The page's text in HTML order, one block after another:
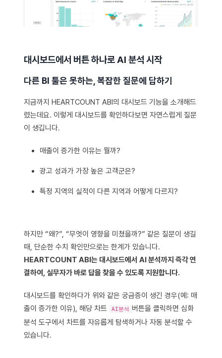
대시보드에서 버튼 하나로 AI 분석 시작
다른 BI 툴은 못하는, 복잡한 질문에 답하기
지금까지 HEARTCOUNT ABI의 대시보드 기능을 소개해드
렸는데요. 이렇게 대시보드를 확인하다보면 자연스럽게 질문
이 생깁니다.
매출이 증가한 이유는 뭘까?
광고 성과가 가장 높은 고객군은?
특정 지역의 실적이 다른 지역과 어떻게 다르지?
하지만 “왜?”, “무엇이 영향을 미쳤을까?” 같은 질문이 생길
때, 단순한 수치 확인만으로는 한계가 있습니다.
HEARTCOUNT ABI는 대시보드에서 AI 분석까지 즉각 연
결하여, 실무자가 바로 답을 찾을 수 있도록 지원합니다.
대시보드를 확인하다가 위와 같은 궁금증이 생긴 경우(예: 매
출이 증가한 이유), 해당 차트
AI분석
버튼을 클릭하면 심화
분석 도구에서 차트를 자유롭게 탐색하거나 자동 분석할 수
있습니다.